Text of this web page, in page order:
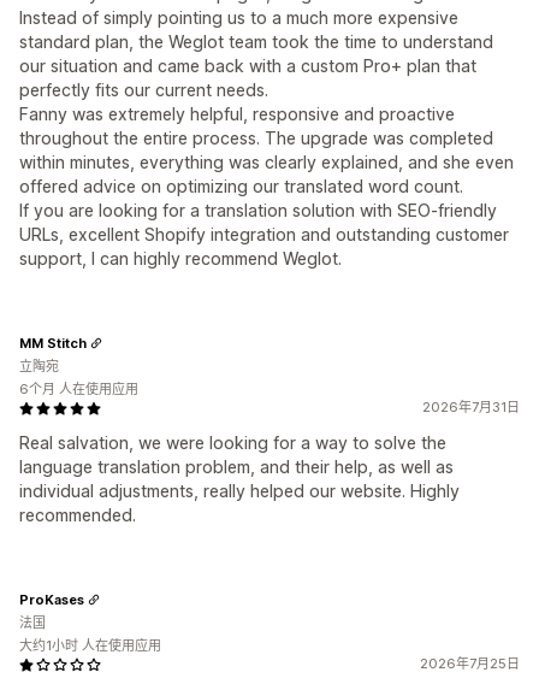
Instead of simply pointing us to a much more expensive
standard plan, the Weglot team took the time to understand
our situation and came back with a custom Pro+ plan that
perfectly fits our current needs.
Fanny was extremely helpful, responsive and proactive
throughout the entire process. The upgrade was completed
within minutes, everything was clearly explained, and she even
offered advice on optimizing our translated word count.
If you are looking for a translation solution with SEO-friendly
URLs, excellent Shopify integration and outstanding customer
support, I can highly recommend Weglot.
2026年7月31日
Real salvation, we were looking for a way to solve the
language translation problem, and their help, as well as
individual adjustments, really helped our website. Highly
recommended.
MM Stitch
立陶宛
6个月 人在使用应用
2026年7月25日
ProKases
法国
大约1小时 人在使用应用